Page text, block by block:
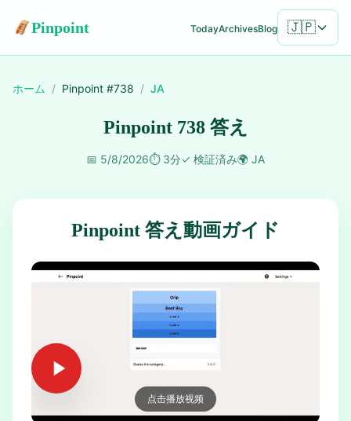
Pinpoint TodayArchivesBlog 🇯🇵
ホーム / Pinpoint #738 / JA
Pinpoint 738 答え
📅 5/8/2026⏱️ 3分✓ 検証済み🌍 JA
Pinpoint 答え動画ガイド
点击播放视频